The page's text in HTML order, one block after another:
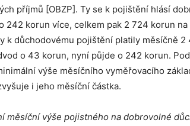
příjmů [OBZP]. Ty se k pojištění hlásí
242 korun více, celkem pak 2 724 korun
k důchodovému pojištění platily měsíčně
o 43 korun, nyní půjde o 242 korun.
výše měsíčního vyměřovacího
i jeho měsíční částka.
měsíční výše pojistného na dobrovolné